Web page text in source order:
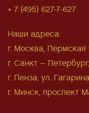
+ 7 (495) 627-7-627
Наши адреса:
г. Москва, Пермская
г. Санкт –
г. Пенза, ул.
г. Минск, проспект